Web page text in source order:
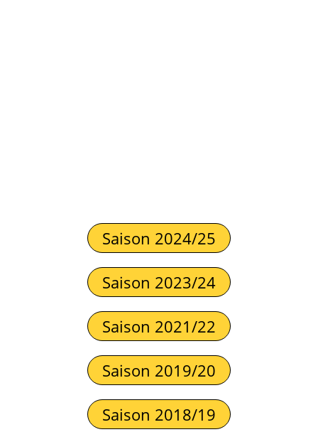
Saison 2024/25
Saison 2023/24
Saison 2021/22
Saison 2019/20
Saison 2018/19